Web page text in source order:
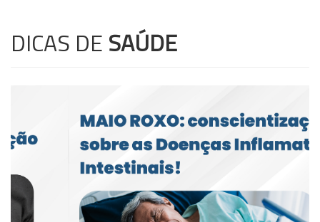
DICAS DE SAÚDE